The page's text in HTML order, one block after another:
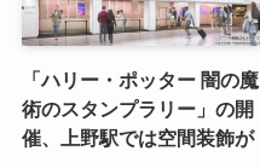
「ハリー・ポッター 闇の魔
術のスタンプラリー」の開
催、上野駅では空間装飾が